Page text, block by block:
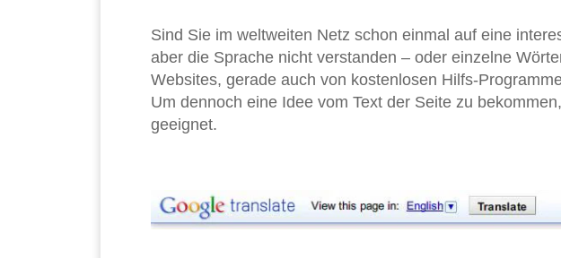
Sind Sie im weltweiten Netz schon einmal auf eine
aber die Sprache nicht verstanden – oder einzelne
Websites, gerade auch von kostenlosen Hilfs-
Um dennoch eine Idee vom Text der Seite zu
geeignet.